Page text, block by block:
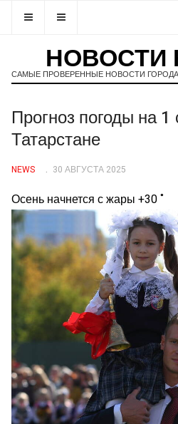
НОВОСТИ
САМЫЕ ПРОВЕРЕННЫЕ НОВОСТИ ГОРОДА
Прогноз погоды на 1
Татарстане
NEWS 30 АВГУСТА 2025
Осень начнется с жары +30 ˚